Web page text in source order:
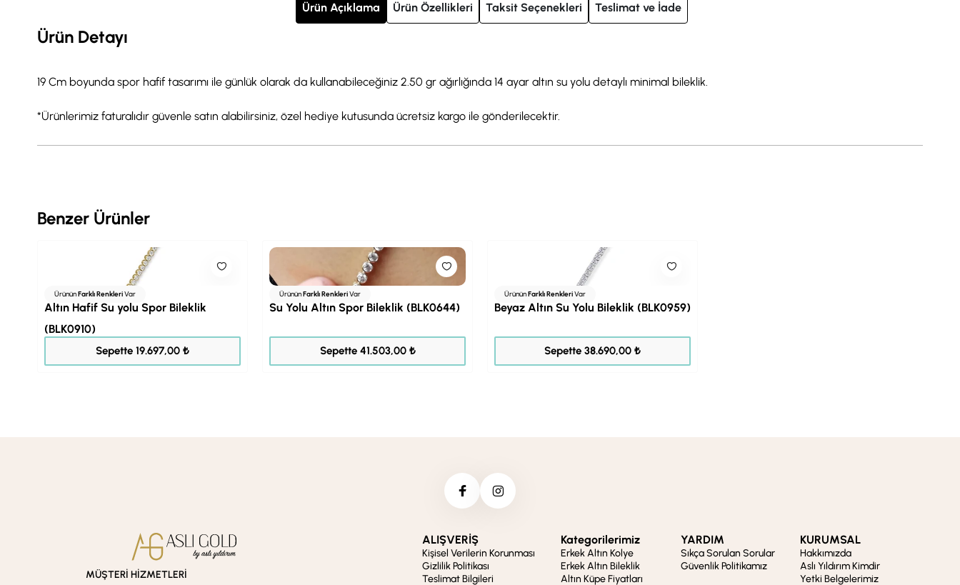
Ürün Açıklama Ürün Özellikleri Taksit Seçenekleri Teslimat ve İade
Ürün Detayı
19 Cm boyunda spor hafif tasarımı ile günlük olarak da kullanabileceğiniz 2.50 gr ağırlığında 14 ayar altın su yolu detaylı minimal bileklik.
*Ürünlerimiz faturalıdır güvenle satın alabilirsiniz, özel hediye kutusunda ücretsiz kargo ile gönderilecektir.
Benzer Ürünler
ÜrününFarklı RenkleriVar
Altın Hafif Su yolu Spor Bileklik
(BLK0910)
Sepette 19.697,00 ₺
ÜrününFarklı RenkleriVar
Su Yolu Altın Spor Bileklik (BLK0644)
Sepette 41.503,00 ₺
ÜrününFarklı RenkleriVar
Beyaz Altın Su Yolu Bileklik (BLK0959)
Sepette 38.690,00 ₺
MÜŞTERİ HİZMETLERİ
ALIŞVERİŞ
Kişisel Verilerin Korunması
Gizlilik Politikası
Teslimat Bilgileri
Kategorilerimiz
Erkek Altın Kolye
Erkek Altın Bileklik
Altın Küpe Fiyatları
YARDIM
Sıkça Sorulan Sorular
Güvenlik Politikamız
KURUMSAL
Hakkımızda
Aslı Yıldırım Kimdir
Yetki Belgelerimiz